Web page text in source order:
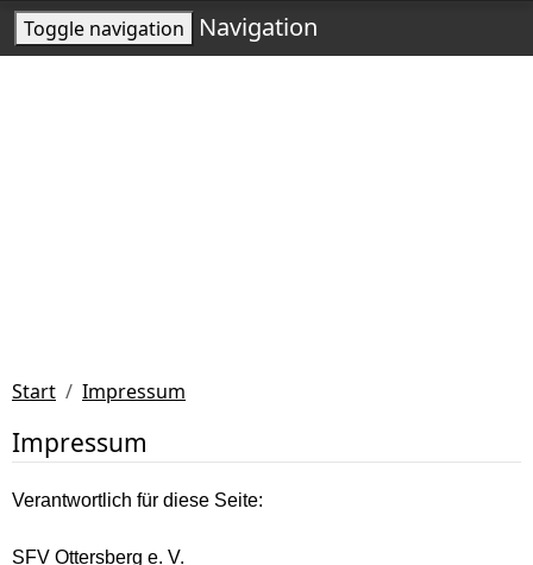
Toggle navigation Navigation
Start Impressum
Impressum
Verantwortlich für diese Seite:
SFV Ottersberg e. V.